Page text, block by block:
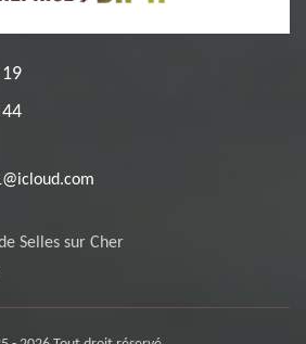
Selles sur Cher